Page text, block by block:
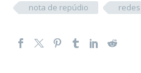
nota de repúdio